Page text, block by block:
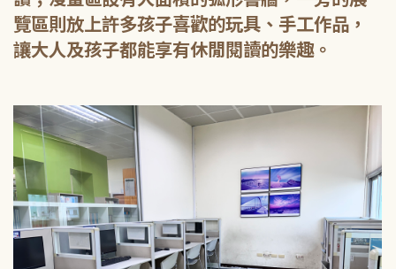
覽區則放上許多孩子喜歡的玩具、手工作品，
讓大人及孩子都能享有休閒閱讀的樂趣。